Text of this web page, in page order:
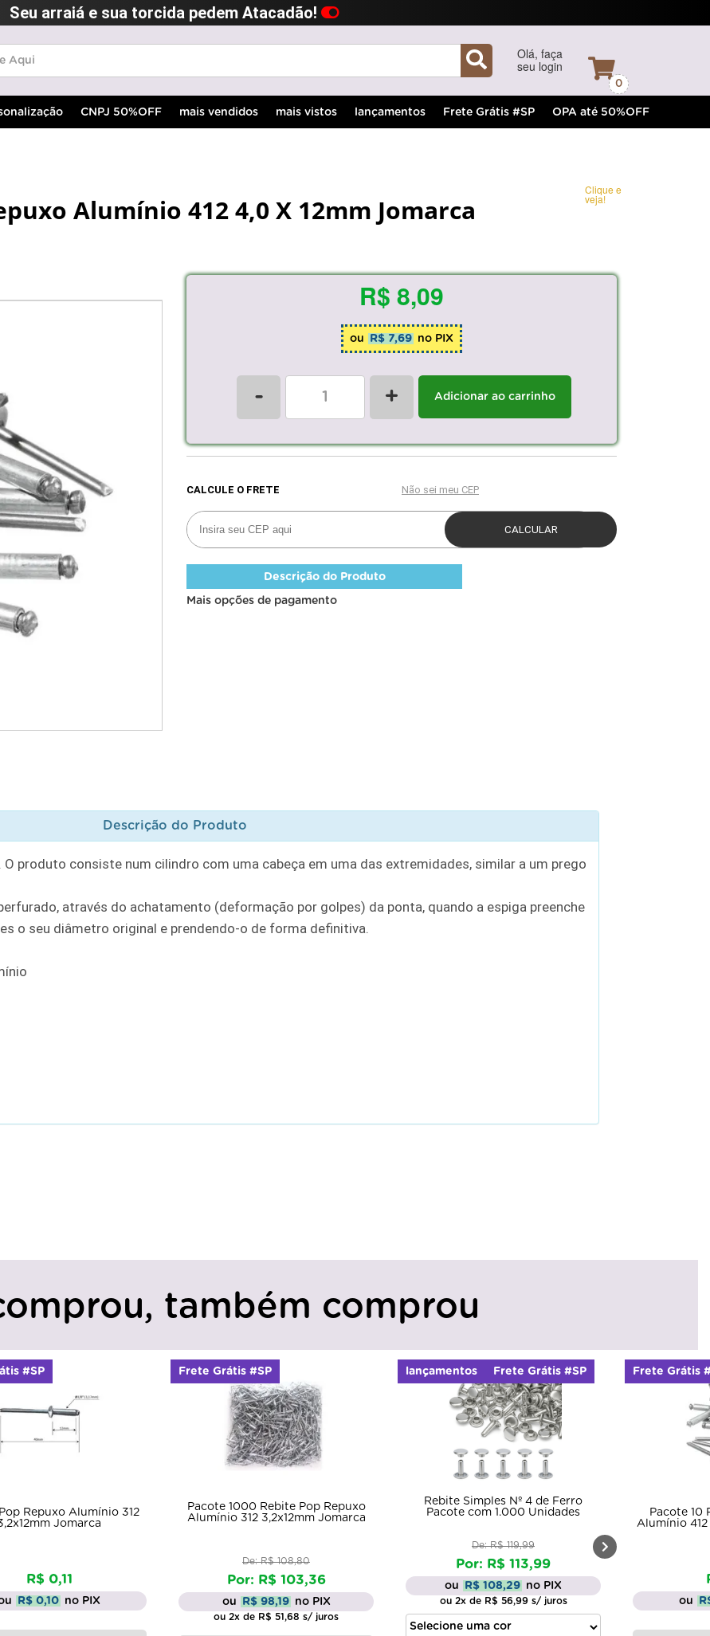
Seu arraiá e sua torcida pedem Atacadão!
Olá, faça
seu login
0
CNPJ 50%OFF mais vendidos mais vistos lançamentos Frete Grátis #SP OPA até 50%OFF
Alumínio 412 4,0 X 12mm Jomarca
Clique e
veja!
R$ 8,09
ou R$ 7,69 no PIX
- + Adicionar ao carrinho
Descrição do Produto
Mais opções de pagamento
Descrição do Produto
produto consiste num cilindro com uma cabeça em uma das extremidades, similar a um prego
através do achatamento (deformação por golpes) da ponta, quando a espiga preenche
o seu diâmetro original e prendendo-o de forma definitiva.
também comprou
Repuxo Alumínio 312
Jomarca
R$ 0,11
R$ 0,10 no PIX
#SP
Pacote 1000 Rebite Pop Repuxo
Alumínio 312 3,2x12mm Jomarca
De: R$ 108,80
Por: R$ 103,36
ou R$ 98,19 no PIX
ou 2x de R$ 51,68 s/ juros
Frete Grátis #SP
Rebite Simples Nº 4 de Ferro
Pacote com 1.000 Unidades
De: R$ 119,99
Por: R$ 113,99
ou R$ 108,29 no PIX
ou 2x de R$ 56,99 s/ juros
lançamentos Frete Grátis #SP
Pacote 10
Alumínio 412
ou
Frete Grátis